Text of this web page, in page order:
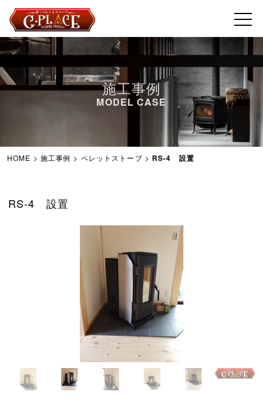
施工事例
MODEL CASE
HOME > 施工事例 > ペレットストーブ > RS-4 設置
RS-4 設置